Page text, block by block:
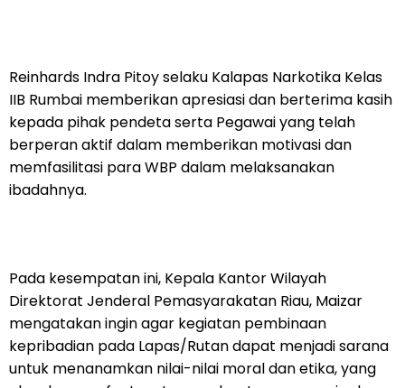
Reinhards Indra Pitoy selaku Kalapas Narkotika Kelas
IIB Rumbai memberikan apresiasi dan berterima kasih
kepada pihak pendeta serta Pegawai yang telah
berperan aktif dalam memberikan motivasi dan
memfasilitasi para WBP dalam melaksanakan
ibadahnya.
Pada kesempatan ini, Kepala Kantor Wilayah
Direktorat Jenderal Pemasyarakatan Riau, Maizar
mengatakan ingin agar kegiatan pembinaan
kepribadian pada Lapas/Rutan dapat menjadi sarana
untuk menanamkan nilai-nilai moral dan etika, yang